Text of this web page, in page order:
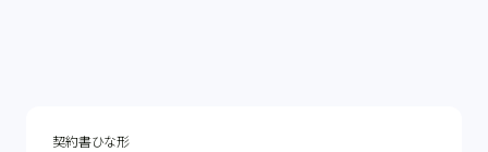
契約書ひな形